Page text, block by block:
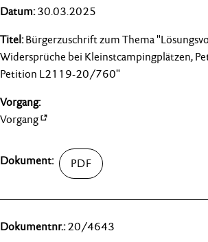
30.03.2025
Bürgerzuschrift zum Thema
Widersprüche bei Kleinstcampingplätzen,
Petition L2119-20/760"
Vorgang
20/4643